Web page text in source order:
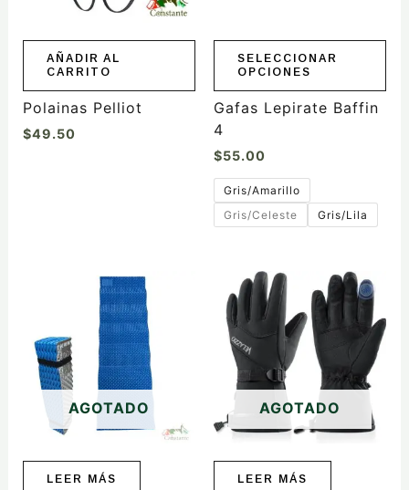
AÑADIR AL
CARRITO
Polainas Pelliot
$49.50
SELECCIONAR
OPCIONES
elegir
la
página
producto
Gafas Lepirate Baffin
4
$55.00
Gris/Amarillo
Gris/Celeste
Gris/Lila
AGOTADO
LEER MÁS
AGOTADO
LEER MÁS